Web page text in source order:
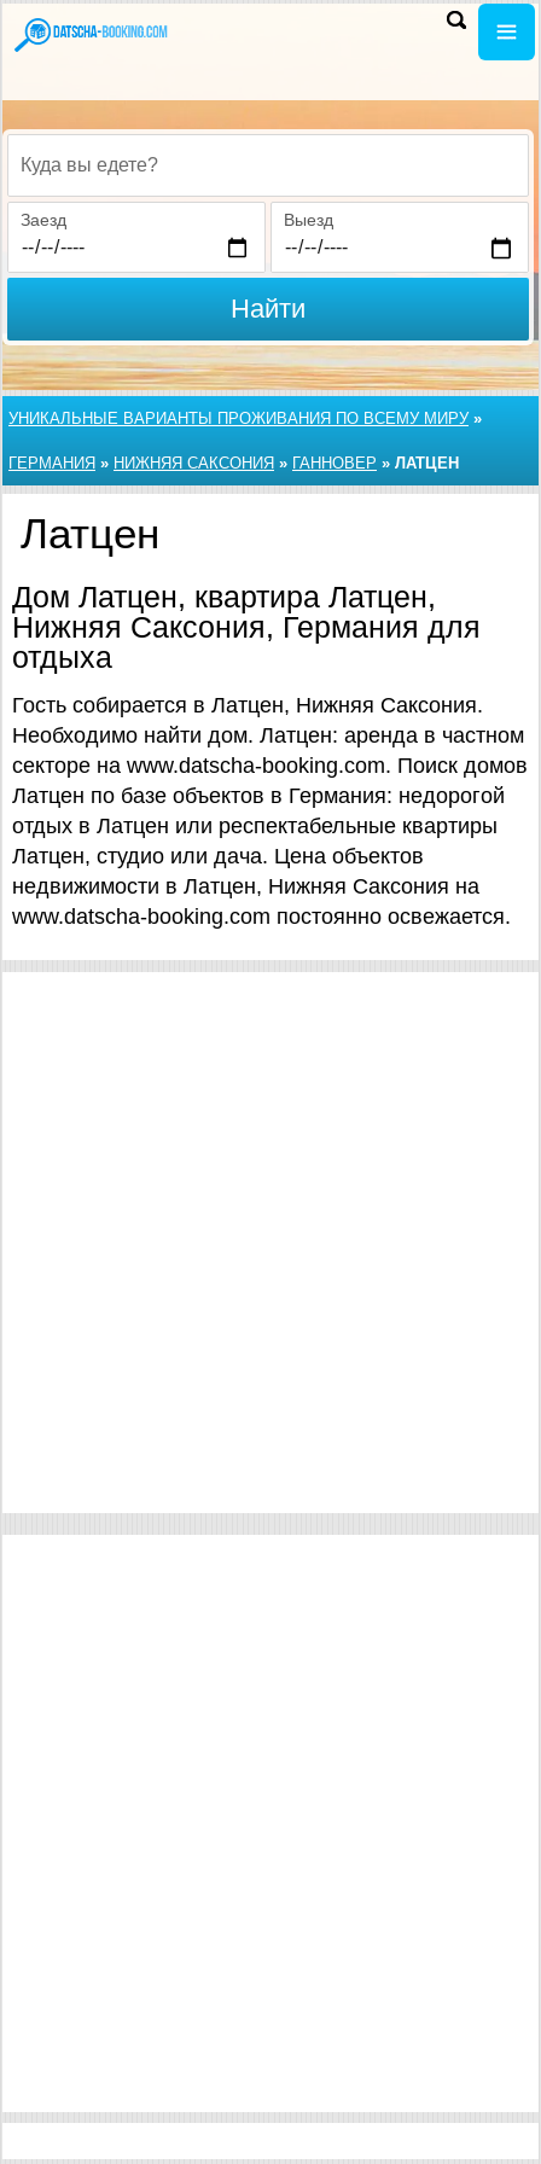
Куда вы едете?
Заезд Выезд
Найти
УНИКАЛЬНЫЕ ВАРИАНТЫ ПРОЖИВАНИЯ ПО ВСЕМУ МИРУ»
ГЕРМАНИЯ » НИЖНЯЯ САКСОНИЯ » ГАННОВЕР » ЛАТЦЕН
Латцен
Дом Латцен, квартира Латцен,
Нижняя Саксония, Германия для
отдыха
Гость собирается в Латцен, Нижняя Саксония.
Необходимо найти дом. Латцен: аренда в частном
секторе на www.datscha-booking.com. Поиск домов
Латцен по базе объектов в Германия: недорогой
отдых в Латцен или респектабельные квартиры
Латцен, студио или дача. Цена объектов
недвижимости в Латцен, Нижняя Саксония на
www.datscha-booking.com постоянно освежается.